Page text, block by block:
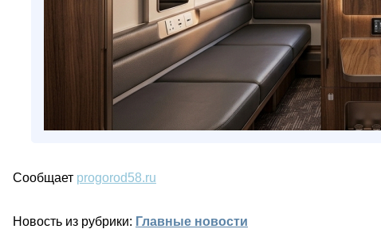
Сообщает progorod58.ru
Новость из рубрики: Главные новости